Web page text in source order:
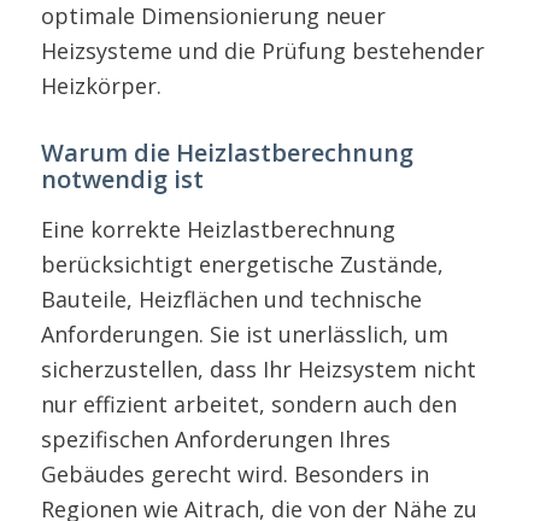
optimale Dimensionierung neuer
Heizsysteme und die Prüfung bestehender
Heizkörper.
Warum die Heizlastberechnung
notwendig ist
Eine korrekte Heizlastberechnung
berücksichtigt energetische Zustände,
Bauteile, Heizflächen und technische
Anforderungen. Sie ist unerlässlich, um
sicherzustellen, dass Ihr Heizsystem nicht
nur effizient arbeitet, sondern auch den
spezifischen Anforderungen Ihres
Gebäudes gerecht wird. Besonders in
Regionen wie Aitrach, die von der Nähe zu